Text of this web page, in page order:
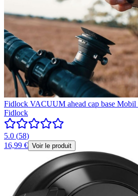
Fidlock VACUUM ahead cap base Mobil
Fidlock
5.0 (58)
16,99 € Voir le produit